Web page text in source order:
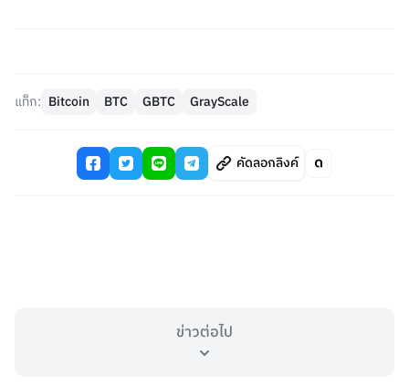
แท็ก: Bitcoin BTC GBTC GrayScale
คัดลอกลิงค์
ข่าวต่อไป